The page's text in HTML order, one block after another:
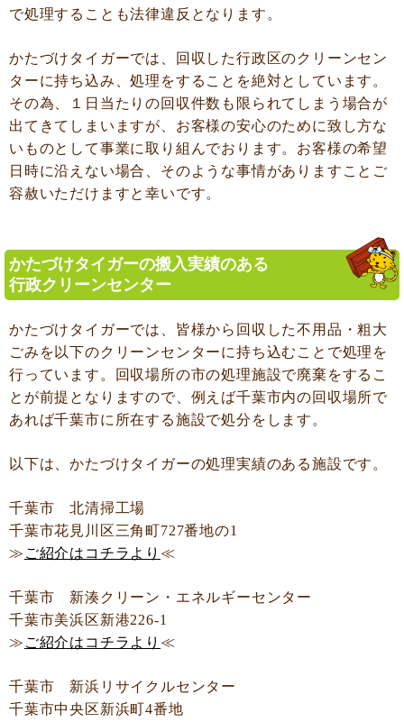
で処理することも法律違反となります。
かたづけタイガーでは、回収した行政区のクリーンセン
ターに持ち込み、処理をすることを絶対としています。
その為、１日当たりの回収件数も限られてしまう場合が
出てきてしまいますが、お客様の安心のために致し方な
いものとして事業に取り組んでおります。お客様の希望
日時に沿えない場合、そのような事情がありますことご
容赦いただけますと幸いです。
かたづけタイガーの搬入実績のある
行政クリーンセンター
かたづけタイガーでは、皆様から回収した不用品・粗大
ごみを以下のクリーンセンターに持ち込むことで処理を
行っています。回収場所の市の処理施設で廃棄をするこ
とが前提となりますので、例えば千葉市内の回収場所で
あれば千葉市に所在する施設で処分をします。
以下は、かたづけタイガーの処理実績のある施設です。
千葉市 北清掃工場
千葉市花見川区三角町727番地の1
≫ ご紹介はコチラより ≪
千葉市 新湊クリーン・エネルギーセンター
千葉市美浜区新港226-1
≫ ご紹介はコチラより ≪
千葉市 新浜リサイクルセンター
千葉市中央区新浜町4番地